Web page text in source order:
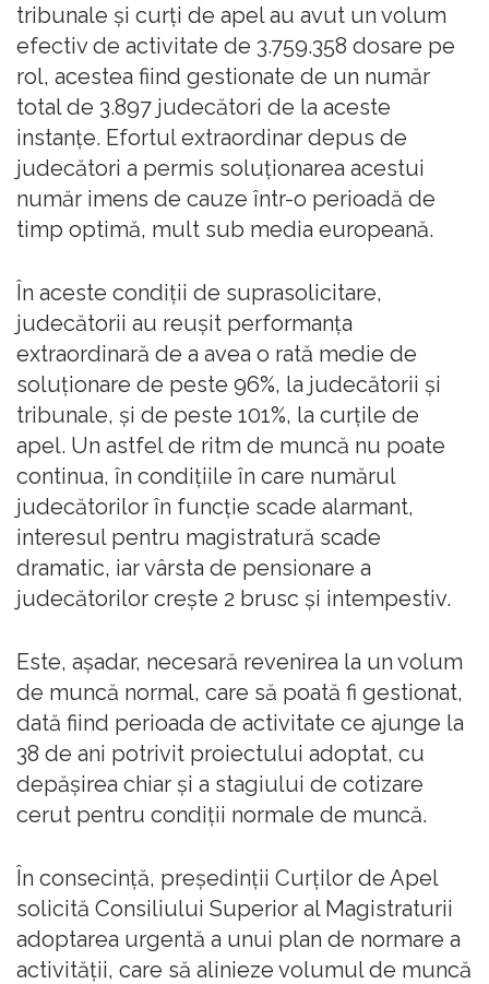
tribunale şi curţi de apel au avut un volum
efectiv de activitate de 3.759.358 dosare pe
rol, acestea fiind gestionate de un număr
total de 3.897 judecători de la aceste
instanţe. Efortul extraordinar depus de
judecători a permis soluţionarea acestui
număr imens de cauze într-o perioadă de
timp optimă, mult sub media europeană.
În aceste condiţii de suprasolicitare,
judecătorii au reuşit performanţa
extraordinară de a avea o rată medie de
soluţionare de peste 96%, la judecătorii şi
tribunale, şi de peste 101%, la curţile de
apel. Un astfel de ritm de muncă nu poate
continua, în condiţiile în care numărul
judecătorilor în funcţie scade alarmant,
interesul pentru magistratură scade
dramatic, iar vârsta de pensionare a
judecătorilor creşte 2 brusc şi intempestiv.
Este, aşadar, necesară revenirea la un volum
de muncă normal, care să poată fi gestionat,
dată fiind perioada de activitate ce ajunge la
38 de ani potrivit proiectului adoptat, cu
depăşirea chiar şi a stagiului de cotizare
cerut pentru condiţii normale de muncă.
În consecinţă, preşedinţii Curţilor de Apel
solicită Consiliului Superior al Magistraturii
adoptarea urgentă a unui plan de normare a
activităţii, care să alinieze volumul de muncă